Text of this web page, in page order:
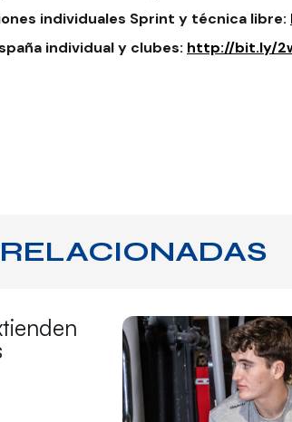
individuales Sprint y técnica libre:
individual y clubes: http://bit.ly/